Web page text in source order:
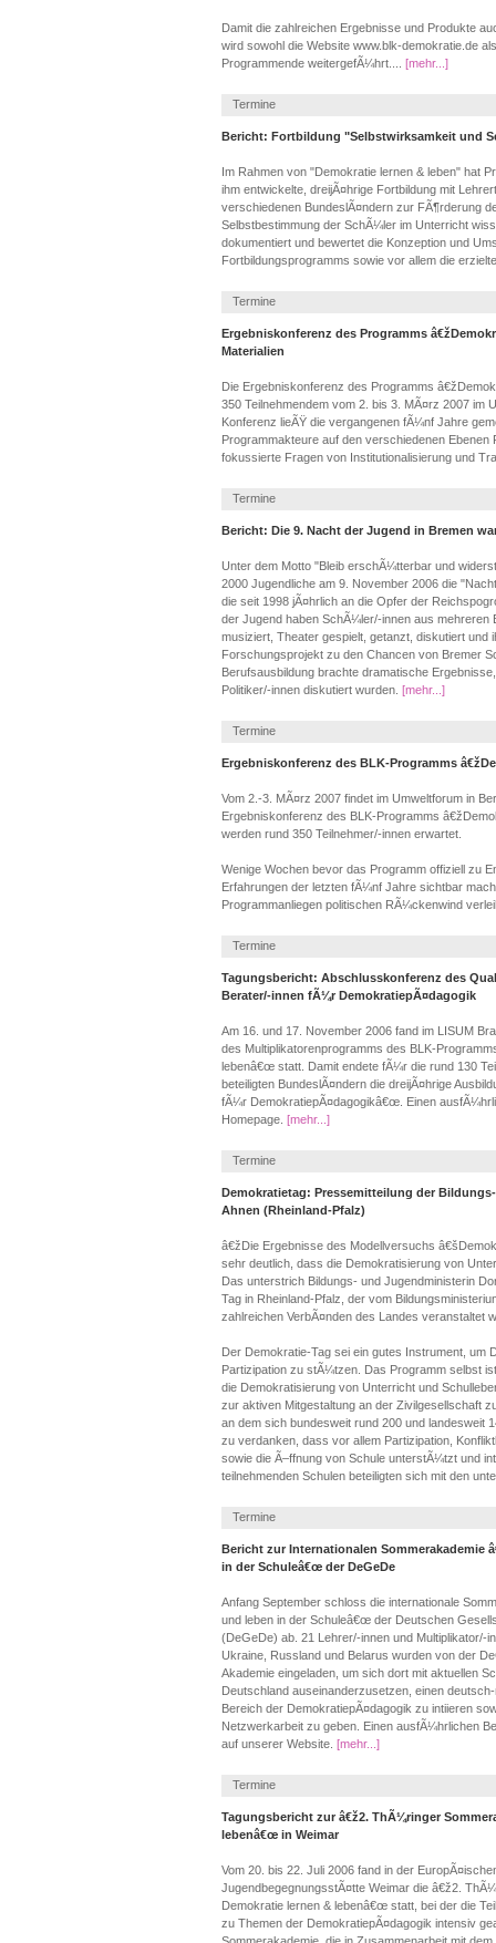
Damit die zahlreichen Ergebnisse und Produkte
wird sowohl die Website www.blk-demokratie.de
Programmende weitergefÃ¼hrt....
[mehr...]
Termine
Bericht: Fortbildung "Selbstwirksamkeit und
Im Rahmen von "Demokratie lernen & leben" hat
ihm entwickelte, dreijÃ¤hrige Fortbildung mit
verschiedenen BundeslÃ¤ndern zur FÃ¶rderung
Selbstbestimmung der SchÃ¼ler im Unterricht
dokumentiert und bewertet die Konzeption und
Fortbildungsprogramms sowie vor allem die
Termine
Ergebniskonferenz des Programms
Materialien
Die Ergebniskonferenz des Programms
350 Teilnehmendem vom 2. bis 3. MÃ¤rz 2007 im
Konferenz lieÃŸ die vergangenen fÃ¼nf Jahre
Programmakteure auf den verschiedenen Ebenen
fokussierte Fragen von Institutionalisierung und
Termine
Bericht: Die 9. Nacht der Jugend in Bremen
Unter dem Motto "Bleib erschÃ¼tterbar und
2000 Jugendliche am 9. November 2006 die
die seit 1998 jÃ¤hrlich an die Opfer der
der Jugend haben SchÃ¼ler/-innen aus mehreren
musiziert, Theater gespielt, getanzt, diskutiert und
Forschungsprojekt zu den Chancen von Bremer
Berufsausbildung brachte dramatische
Politiker/-innen diskutiert wurden. [mehr...]
Termine
Ergebniskonferenz des BLK-Programms
Vom 2.-3. MÃ¤rz 2007 findet im Umweltforum in
Ergebniskonferenz des BLK-Programms
werden rund 350 Teilnehmer/-innen erwartet.
Wenige Wochen bevor das Programm offiziell zu
Erfahrungen der letzten fÃ¼nf Jahre sichtbar
Programmanliegen politischen RÃ¼ckenwind
Termine
Tagungsbericht: Abschlusskonferenz des
Berater/-innen fÃ¼r DemokratiepÃ¤dagogik
Am 16. und 17. November 2006 fand im LISUM
des Multiplikatorenprogramms des BLK-
lebenâ€œ statt. Damit endete fÃ¼r die rund 130
beteiligten BundeslÃ¤ndern die dreijÃ¤hrige
fÃ¼r DemokratiepÃ¤dagogikâ€œ. Einen
Homepage. [mehr...]
Termine
Demokratietag: Pressemitteilung der
Ahnen (Rheinland-Pfalz)
â€žDie Ergebnisse des Modellversuchs
sehr deutlich, dass die Demokratisierung von
Das unterstrich Bildungs- und Jugendministerin
Tag in Rheinland-Pfalz, der vom
zahlreichen VerbÃ¤nden des Landes veranstaltet
Der Demokratie-Tag sei ein gutes Instrument, um
Partizipation zu stÃ¼tzen. Das Programm selbst
die Demokratisierung von Unterricht und
zur aktiven Mitgestaltung an der Zivilgesellschaft
an dem sich bundesweit rund 200 und landesweit
zu verdanken, dass vor allem Partizipation,
sowie die Ã–ffnung von Schule unterstÃ¼tzt und
teilnehmenden Schulen beteiligten sich mit den
Termine
Bericht zur Internationalen Sommerakademie
in der Schuleâ€œ der DeGeDe
Anfang September schloss die internationale
und leben in der Schuleâ€œ der Deutschen
(DeGeDe) ab. 21 Lehrer/-innen und Multiplikator/-
Ukraine, Russland und Belarus wurden von der
Akademie eingeladen, um sich dort mit aktuellen
Deutschland auseinanderzusetzen, einen
Bereich der DemokratiepÃ¤dagogik zu intiieren
Netzwerkarbeit zu geben. Einen ausfÃ¼hrlichen
auf unserer Website. [mehr...]
Termine
Tagungsbericht zur â€ž2. ThÃ¼ringer
lebenâ€œ in Weimar
Vom 20. bis 22. Juli 2006 fand in der
JugendbegegnungsstÃ¤tte Weimar die â€ž2.
Demokratie lernen & lebenâ€œ statt, bei der die
zu Themen der DemokratiepÃ¤dagogik intensiv